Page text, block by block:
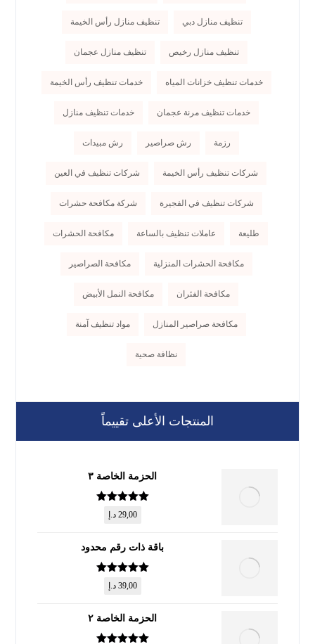
تنظيف منازل دبي تنظيف منازل رأس الخيمة
تنظيف منازل رخيص تنظيف منازل عجمان
خدمات تنظيف خزانات المياه خدمات تنظيف رأس الخيمة
خدمات تنظيف مرنة عجمان خدمات تنظيف منازل
رزمة رش صراصير رش مبيدات
شركات تنظيف رأس الخيمة شركات تنظيف في العين
شركات تنظيف في الفجيرة شركة مكافحة حشرات
طليعة عاملات تنظيف بالساعة مكافحة الحشرات
مكافحة الحشرات المنزلية مكافحة الصراصير
مكافحة الفئران مكافحة النمل الأبيض
مكافحة صراصير المنازل مواد تنظيف آمنة
نظافة صحية
المنتجات الأعلى تقييماً
الحزمة الخاصة ٣
تم التقييم
من 5
29,00 د.إ
باقة ذات رقم محدود
تم التقييم
من 5
39,00 د.إ
الحزمة الخاصة ٢